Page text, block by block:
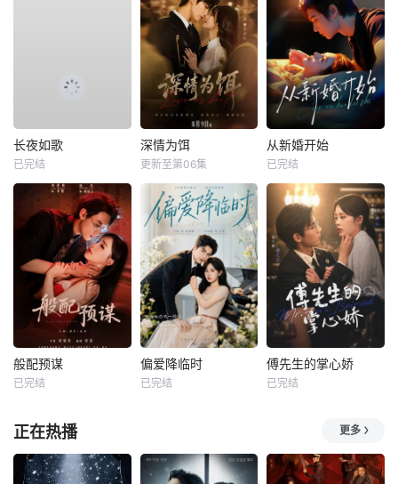
长夜如歌
已完结
深情为饵
更新至第06集
从新婚开始
已完结
般配预谋
已完结
偏爱降临时
已完结
傅先生的掌心娇
已完结
正在热播 更多